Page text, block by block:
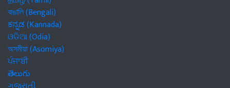
বাঙালি (Bengali)
ಕನ್ನಡ (Kannada)
ଓଡିଆ (Odia)
অসমীয়া (Asomiya)
ਪੰਜਾਬੀ
తెలుగు